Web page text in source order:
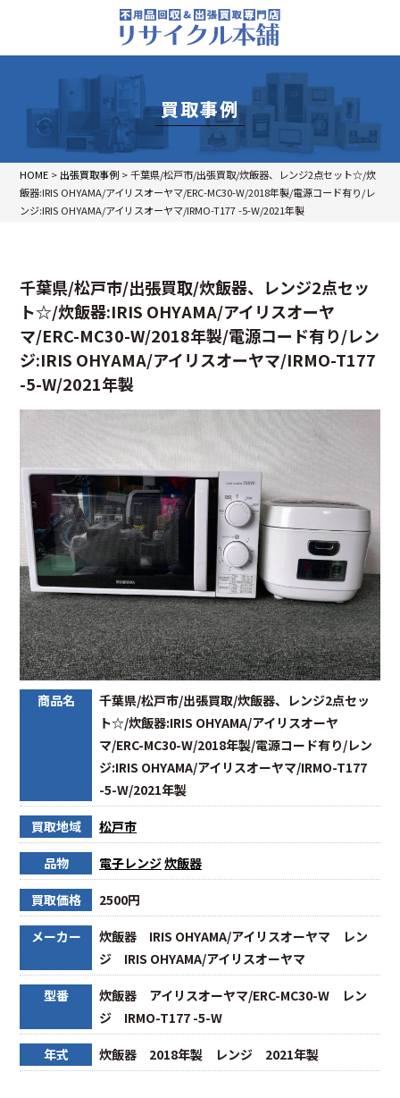
買取事例
HOME > 出張買取事例 >千葉県/松戸市/出張買取/炊飯器、レンジ2点セット☆/炊
飯器:IRIS OHYAMA/アイリスオーヤマ/ERC-MC30-W/2018年製/電源コード有り/レ
ンジ:IRIS OHYAMA/アイリスオーヤマ/IRMO-T177 -5-W/2021年製
千葉県/松戸市/出張買取/炊飯器、レンジ2点セッ
ト☆/炊飯器:IRIS OHYAMA/アイリスオーヤ
マ/ERC-MC30-W/2018年製/電源コード有り/レン
ジ:IRIS OHYAMA/アイリスオーヤマ/IRMO-T177
-5-W/2021年製
商品名
千葉県/松戸市/出張買取/炊飯器、レンジ2点セッ
ト☆/炊飯器:IRIS OHYAMA/アイリスオーヤ
マ/ERC-MC30-W/2018年製/電源コード有り/レン
ジ:IRIS OHYAMA/アイリスオーヤマ/IRMO-T177
-5-W/2021年製
買取地域 松戸市
品物 電子レンジ炊飯器
買取価格 2500円
メーカー
炊飯器 IRIS OHYAMA/アイリスオーヤマ レン
ジ IRIS OHYAMA/アイリスオーヤマ
型番
炊飯器 アイリスオーヤマ/ERC-MC30-W レン
ジ IRMO-T177 -5-W
年式 炊飯器 2018年製 レンジ 2021年製